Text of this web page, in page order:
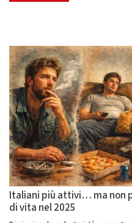
Italiani più attivi… ma non
di vita nel 2025